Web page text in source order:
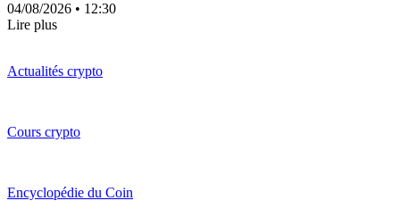
04/08/2026 • 12:30
Lire plus
Actualités crypto
Cours crypto
Encyclopédie du Coin